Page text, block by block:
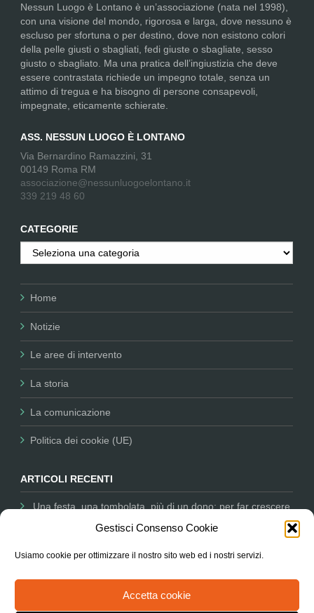
Gestisci Consenso Cookie
Usiamo cookie per ottimizzare il nostro sito web ed i nostri servizi.
Accetta cookie
Nessun Luogo è Lontano è un’associazione (nata nel 1998),
con una visione del mondo, rigorosa e larga, dove nessuno è
escluso per sfortuna o per destino, dove non esistono colori
della pelle giusti o sbagliati, fedi giuste o sbagliate, sesso
giusto o sbagliato. Ma una pratica dell’ingiustizia che deve
essere contrastata richiede un impegno totale, senza un
attimo di tregua e ha bisogno di persone consapevoli,
impegnate, eticamente schierate.
ASS. NESSUN LUOGO È LONTANO
Via Bernardino Ramazzini, 31
00149 Roma RM
associazione@nessunluogoelontano.it
339 219 48 60
CATEGORIE
Categorie
Home
Notizie
Le aree di intervento
La storia
La comunicazione
Politica dei cookie (UE)
ARTICOLI RECENTI
Una festa, una tombolata, più di un dono: per far crescere
dell’Università salesiana
L’Associazione in Parlamento ascoltata sul degrado delle